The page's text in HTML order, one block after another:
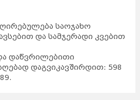
საოჯახო
და სამჯერადი კვებით
დაწვრილებითი
დაგვიკავშირდით: 598